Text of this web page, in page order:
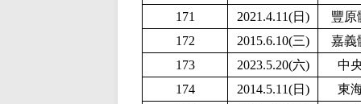
171
2021.4.11(日)
豐原
172
2015.6.10(三)
嘉義
173
2023.5.20(六)
中
174
2014.5.11(日)
東